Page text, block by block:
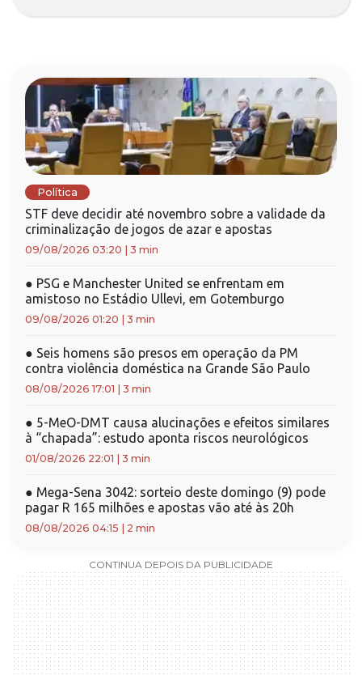
Política
STF deve decidir até novembro sobre a validade da
criminalização de jogos de azar e apostas
09/08/2026 03:20 3 min
● PSG e Manchester United se enfrentam em
amistoso no Estádio Ullevi, em Gotemburgo
09/08/2026 01:20 3 min
● Seis homens são presos em operação da PM
contra violência doméstica na Grande São Paulo
08/08/2026 17:01 3 min
● 5-MeO-DMT causa alucinações e efeitos similares
à “chapada”: estudo aponta riscos neurológicos
01/08/2026 22:01 3 min
● Mega-Sena 3042: sorteio deste domingo (9) pode
pagar R 165 milhões e apostas vão até às 20h
08/08/2026 04:15 2 min
CONTINUA DEPOIS DA PUBLICIDADE